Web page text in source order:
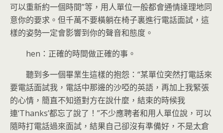
可以重新約一個時間”等，用人單位一般都會通情達理地同
意你的要求。但千萬不要橫躺在椅子裏進行電話面試，這
樣的姿勢一定會影響到你的聲音和態度。
hen：正確的時間做正確的事。
聽到多一個畢業生這樣的抱怨：“某單位突然打電話來
要電話面試我，電話中那邊的沙啞的英語，再加上我緊張
的心情，簡直不知道對方在說什麼，結束的時候我
連‘Thanks’都忘了說了！”不少應聘者和用人單位說，可以
隨時打電話過來面試，結果自己卻沒有準備好，不是太倉